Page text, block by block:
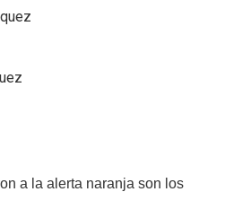
a la alerta naranja son los